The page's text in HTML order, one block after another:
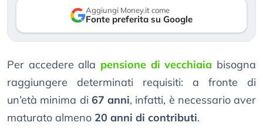
Aggiungi Money.it come
Fonte preferita su Google
Per accedere alla pensione di vecchiaia bisogna
raggiungere determinati requisiti: a fronte di
un’età minima di 67 anni, infatti, è necessario aver
maturato almeno 20 anni di contributi.